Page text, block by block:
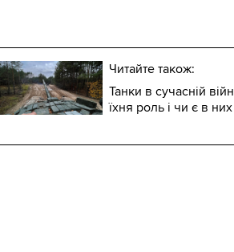
Читайте також:
Танки в сучасній
їхня роль і чи є в